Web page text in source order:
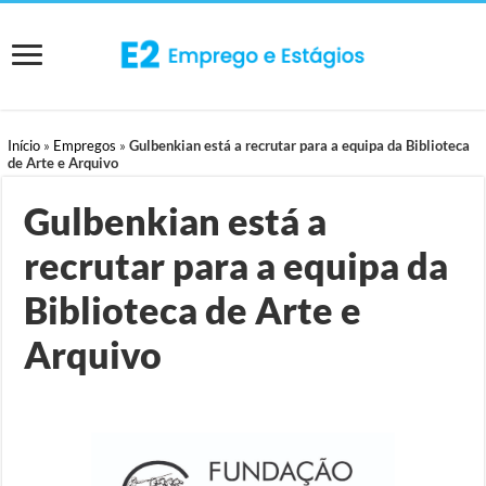
Início » Empregos »Gulbenkian está a recrutar para a equipa da Biblioteca
de Arte e Arquivo
Gulbenkian está a
recrutar para a equipa da
Biblioteca de Arte e
Arquivo